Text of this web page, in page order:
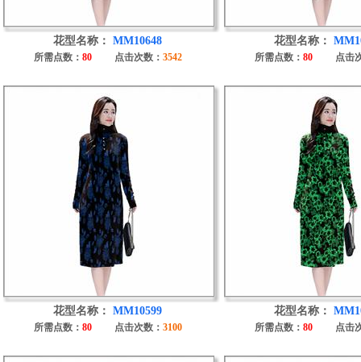
花型名称： MM10648
所需点数： 80 点击次数： 3542
花型名称：
所需点数： 80 点击
花型名称： MM10599
所需点数： 80 点击次数： 3100
花型名称：
所需点数： 80 点击